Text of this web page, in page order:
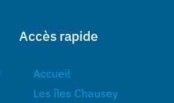
Accès rapide
Accueil
Les îles Chausey